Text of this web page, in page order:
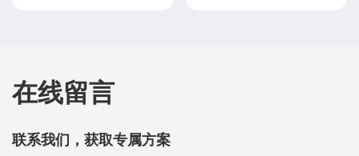
在线留言
联系我们，获取专属方案